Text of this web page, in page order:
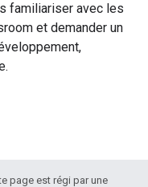
familiariser avec les
et demander un
page est régi par une